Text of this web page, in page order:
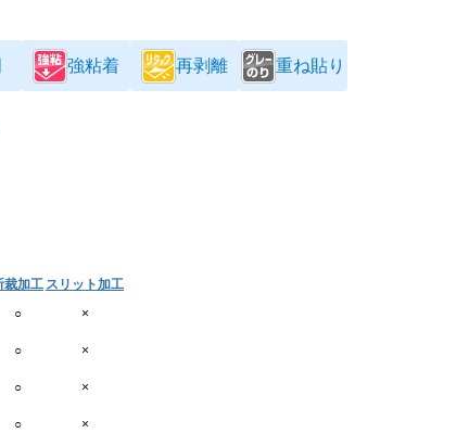
強粘着 再剥離 重ね貼り
裁加工 スリット加工
○ ×
○ ×
○ ×
○ ×